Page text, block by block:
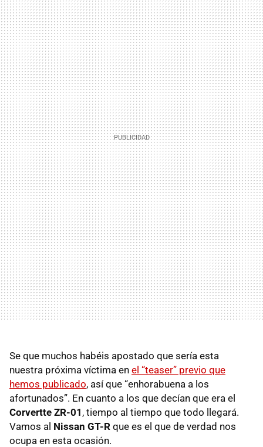
Se que muchos habéis apostado que sería esta
nuestra próxima víctima en el “teaser” previo que
hemos publicado, así que “enhorabuena a los
afortunados”. En cuanto a los que decían que era el
Corvertte ZR-01 , tiempo al tiempo que todo llegará.
Vamos al Nissan GT-R que es el que de verdad nos
ocupa en esta ocasión.